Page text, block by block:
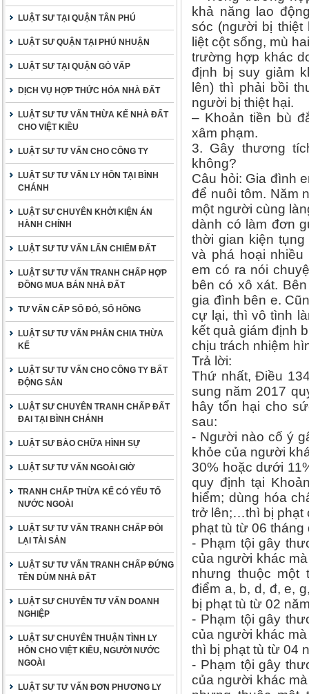
LUẬT SƯ TẠI QUẬN TÂN PHÚ
LUẬT SƯ QUẬN TẠI PHÚ NHUẬN
LUẬT SƯ TẠI QUẬN GÒ VẤP
DỊCH VỤ HỢP THỨC HÓA NHÀ ĐẤT
LUẬT SƯ TƯ VẤN THỪA KẾ NHÀ ĐẤT
CHO VIỆT KIỀU
LUẬT SƯ TƯ VẤN CHO CÔNG TY
LUẬT SƯ TƯ VẤN LY HÔN TẠI BÌNH
CHÁNH
LUẬT SƯ CHUYÊN KHỞI KIỆN ÁN
HÀNH CHÍNH
LUẬT SƯ TƯ VẤN LẤN CHIẾM ĐẤT
LUẬT SƯ TƯ VẤN TRANH CHẤP HỢP
ĐỒNG MUA BÁN NHÀ ĐẤT
TƯ VẤN CẤP SỔ ĐỎ, SỔ HỒNG
LUẬT SƯ TƯ VẤN PHÂN CHIA THỪA
KẾ
LUẬT SƯ TƯ VẤN CHO CÔNG TY BẤT
ĐỘNG SẢN
LUẬT SƯ CHUYÊN TRANH CHẤP ĐẤT
ĐAI TẠI BÌNH CHÁNH
LUẬT SƯ BÀO CHỮA HÌNH SỰ
LUẬT SƯ TƯ VẤN NGOÀI GIỜ
TRANH CHẤP THỪA KẾ CÓ YẾU TỐ
NƯỚC NGOÀI
LUẬT SƯ TƯ VẤN TRANH CHẤP ĐÒI
LẠI TÀI SẢN
LUẬT SƯ TƯ VẤN TRANH CHẤP ĐỨNG
TÊN DÙM NHÀ ĐẤT
LUẬT SƯ CHUYÊN TƯ VẤN DOANH
NGHIỆP
LUẬT SƯ CHUYÊN THUẬN TÌNH LY
HÔN CHO VIỆT KIỀU, NGƯỜI NƯỚC
NGOÀI
LUẬT SƯ TƯ VẤN ĐƠN PHƯƠNG LY
khả năng lao
sóc (người bị thiệt
liệt cột sống, mù
trường hợp khác
định bị suy giảm
lên) thì phải bồi
người bị thiệt hại.
– Khoản tiền bù
xâm phạm.
3. Gây thương
không?
Câu hỏi: Gia đình
để nuôi tôm. Năm
một người cùng
dành có làm đơn
thời gian kiện
và phá hoại
em có ra nói
bên có xô xát.
gia đình bên e.
cự lại, thì vô tình
kết quả giám định
chịu trách nhiệm
Trả lời:
Thứ nhất, Điều
sung năm 2017
hây tổn hại cho
sau:
- Người nào cố ý
khỏe của người
30% hoặc dưới
quy định tại
hiểm; dùng hóa
trở lên;…thì bị phạt
phạt tù từ 06 tháng
- Phạm tội gây
của người khác
nhưng thuộc một
điểm a, b, d, đ, e,
bị phạt tù từ 02
- Phạm tội gây
của người khác
thì bị phạt tù từ 04
- Phạm tội gây
của người khác